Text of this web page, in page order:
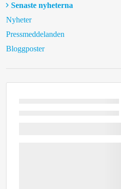
Senaste nyheterna
Nyheter
Pressmeddelanden
Bloggposter